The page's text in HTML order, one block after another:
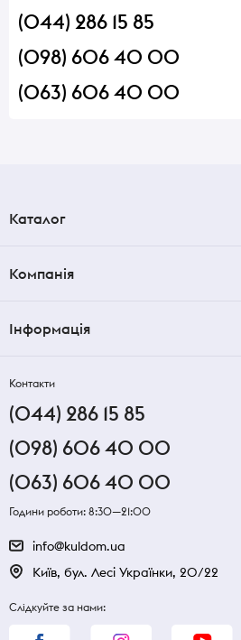
(044) 286 15 85
(098) 606 40 00
(063) 606 40 00
Каталог
Компанія
Інформація
Контакти
(044) 286 15 85
(098) 606 40 00
(063) 606 40 00
Години роботи: 8:30—21:00
info@kuldom.ua
Київ, бул. Лесі Українки, 20/22
Слідкуйте за нами: